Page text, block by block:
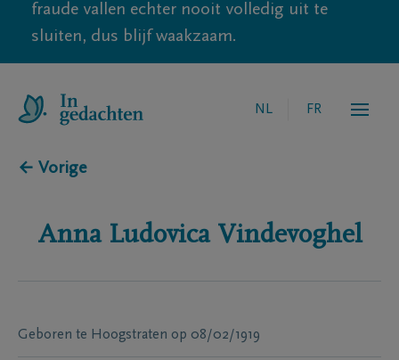
fraude vallen echter nooit volledig uit te
sluiten, dus blijf waakzaam.
NL FR
← Vorige
Anna Ludovica Vindevoghel
Geboren te Hoogstraten op 08/02/1919